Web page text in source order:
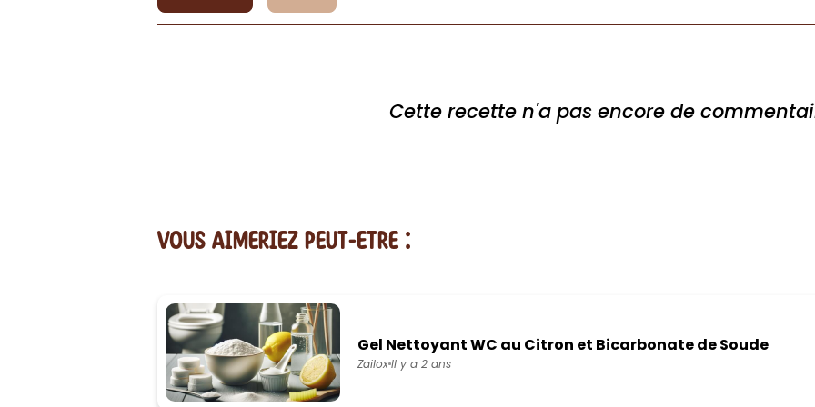
Cette recette n'a pas encore de
vous AIMERiEZ PEUT-ETRE :
Gel Nettoyant WC au Citron et Bicarbonate de Soude
ZailoxIl y a 2 ans